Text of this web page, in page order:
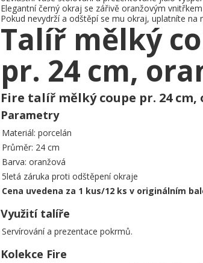
Elegantní černý okraj se zářivě oranžovým
Pokud nevydrží a odštěpí se mu okraj, uplatníte na
Talíř mělký
pr. 24 cm,
Fire talíř mělký coupe pr. 24 cm,
Parametry
Materiál: porcelán
Průměr: 24 cm
Barva: oranžová
5letá záruka proti odštěpení okraje
Cena uvedena za 1 kus/12 ks v originálním
Využití talíře
Servírování a prezentace pokrmů.
Kolekce Fire